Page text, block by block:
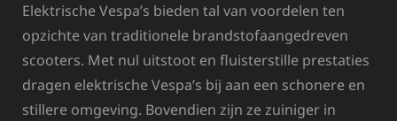
Elektrische Vespa’s bieden tal van voordelen ten
opzichte van traditionele brandstofaangedreven
scooters. Met nul uitstoot en fluisterstille prestaties
dragen elektrische Vespa’s bij aan een schonere en
stillere omgeving. Bovendien zijn ze zuiniger in